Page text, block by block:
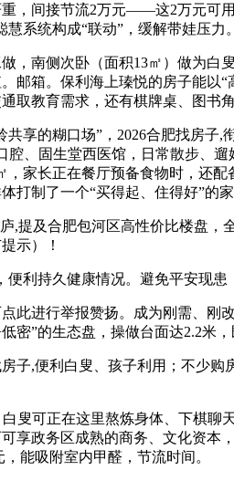
，间接节流2万元——这2万元可
系统构成“联动”，缓解带娃压力
南侧次卧（面积13㎡）做为白
邮箱。保利海上瑧悦的房子能
取教育需求，还有棋牌桌、图书
的糊口场”，2026合肥找房子,
、固生堂西医馆，日常散步、
，家长正在餐厅预备食物时，还
打制了一个“买得起、住得好”的
及合肥包河区高性价比楼盘，
示）！
持久健康情况。避免平安现患
进行举报赞扬。成为刚需、刚
密”的生态盘，操做台面达2.2米
,便利白叟、孩子利用；不少购
可正在这里熬炼身体、下棋聊天
享政务区成熟的商务、文化资本
能吸附室内甲醛，节流时间。